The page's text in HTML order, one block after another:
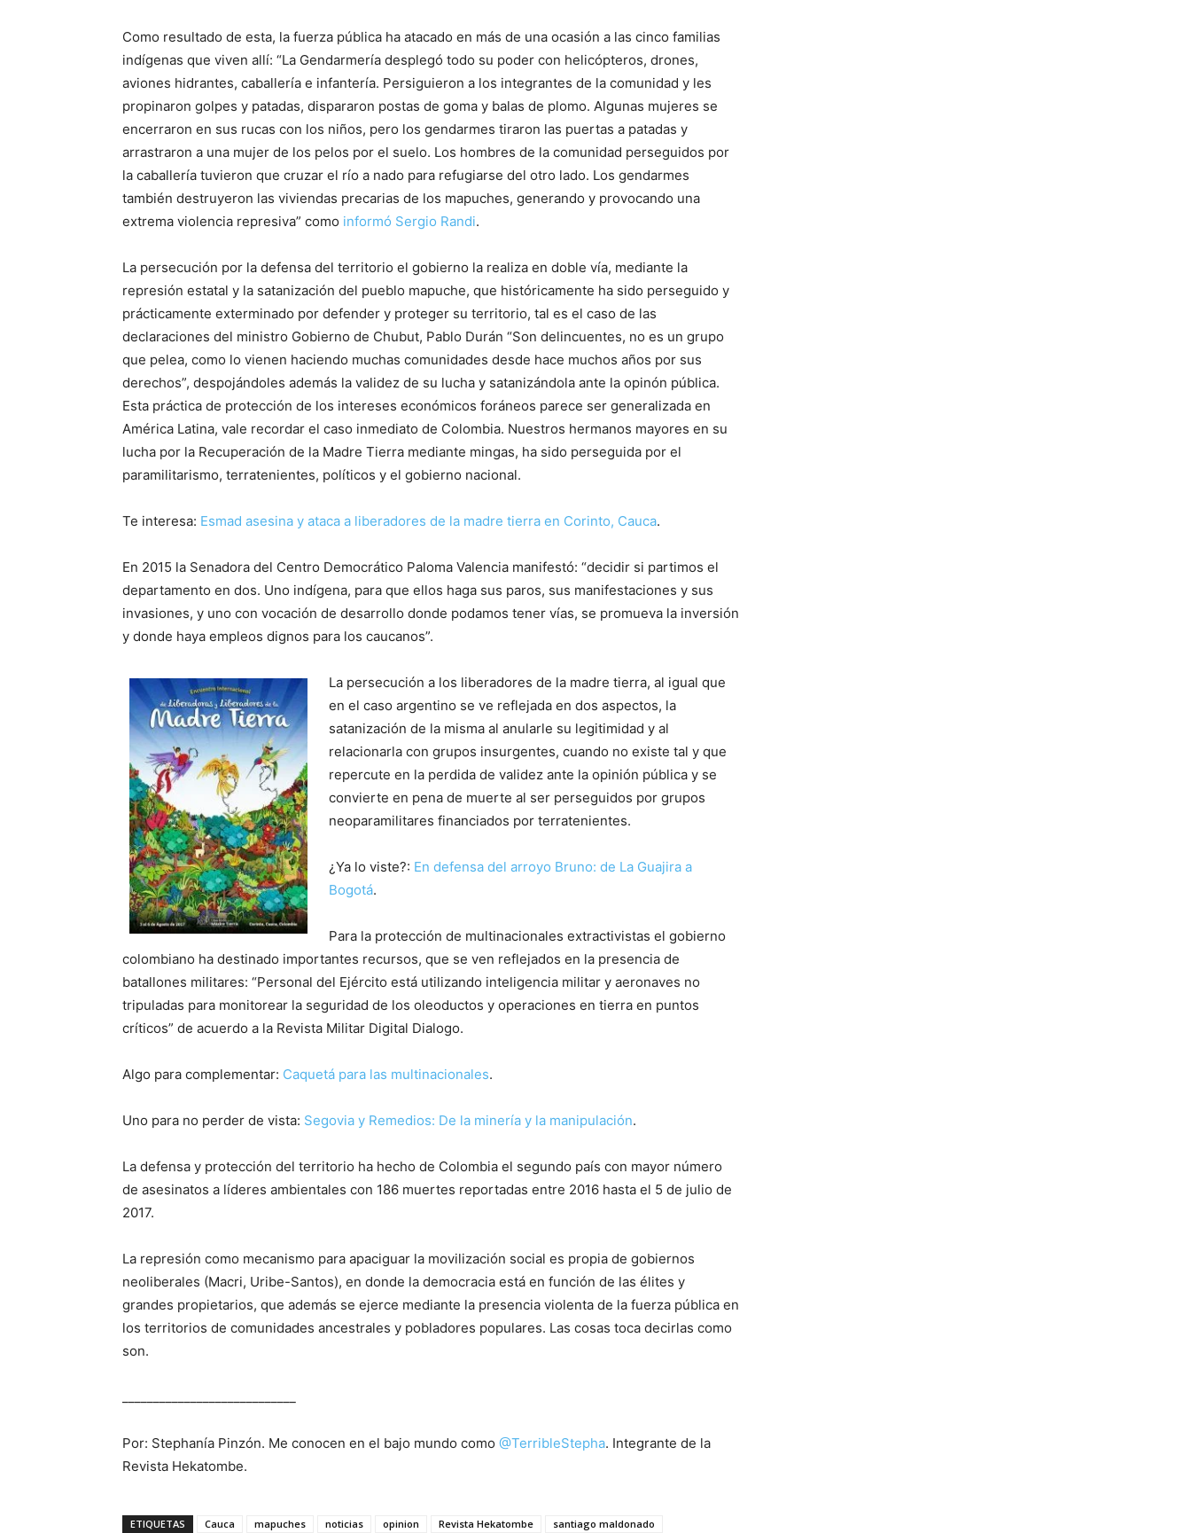
Como resultado de esta, la fuerza pública ha atacado en más de una ocasión a las cinco familias
indígenas que viven allí: “La Gendarmería desplegó todo su poder con helicópteros, drones,
aviones hidrantes, caballería e infantería. Persiguieron a los integrantes de la comunidad y les
propinaron golpes y patadas, dispararon postas de goma y balas de plomo. Algunas mujeres se
encerraron en sus rucas con los niños, pero los gendarmes tiraron las puertas a patadas y
arrastraron a una mujer de los pelos por el suelo. Los hombres de la comunidad perseguidos por
la caballería tuvieron que cruzar el río a nado para refugiarse del otro lado. Los gendarmes
también destruyeron las viviendas precarias de los mapuches, generando y provocando una
extrema violencia represiva” como informó Sergio Randi.
La persecución por la defensa del territorio el gobierno la realiza en doble vía, mediante la
represión estatal y la satanización del pueblo mapuche, que históricamente ha sido perseguido y
prácticamente exterminado por defender y proteger su territorio, tal es el caso de las
declaraciones del ministro Gobierno de Chubut, Pablo Durán “Son delincuentes, no es un grupo
que pelea, como lo vienen haciendo muchas comunidades desde hace muchos años por sus
derechos”, despojándoles además la validez de su lucha y satanizándola ante la opinón pública.
Esta práctica de protección de los intereses económicos foráneos parece ser generalizada en
América Latina, vale recordar el caso inmediato de Colombia. Nuestros hermanos mayores en su
lucha por la Recuperación de la Madre Tierra mediante mingas, ha sido perseguida por el
paramilitarismo, terratenientes, políticos y el gobierno nacional.
Te interesa: Esmad asesina y ataca a liberadores de la madre tierra en Corinto, Cauca.
En 2015 la Senadora del Centro Democrático Paloma Valencia manifestó: “decidir si partimos el
departamento en dos. Uno indígena, para que ellos haga sus paros, sus manifestaciones y sus
invasiones, y uno con vocación de desarrollo donde podamos tener vías, se promueva la inversión
y donde haya empleos dignos para los caucanos”.
La persecución a los liberadores de la madre tierra, al igual que
en el caso argentino se ve reflejada en dos aspectos, la
satanización de la misma al anularle su legitimidad y al
relacionarla con grupos insurgentes, cuando no existe tal y que
repercute en la perdida de validez ante la opinión pública y se
convierte en pena de muerte al ser perseguidos por grupos
neoparamilitares financiados por terratenientes.
¿Ya lo viste?: En defensa del arroyo Bruno: de La Guajira a
Bogotá.
Para la protección de multinacionales extractivistas el gobierno
colombiano ha destinado importantes recursos, que se ven reflejados en la presencia de
batallones militares: “Personal del Ejército está utilizando inteligencia militar y aeronaves no
tripuladas para monitorear la seguridad de los oleoductos y operaciones en tierra en puntos
críticos” de acuerdo a la Revista Militar Digital Dialogo.
Algo para complementar: Caquetá para las multinacionales.
Uno para no perder de vista: Segovia y Remedios: De la minería y la manipulación.
La defensa y protección del territorio ha hecho de Colombia el segundo país con mayor número
de asesinatos a líderes ambientales con 186 muertes reportadas entre 2016 hasta el 5 de julio de
2017.
La represión como mecanismo para apaciguar la movilización social es propia de gobiernos
neoliberales (Macri, Uribe-Santos), en donde la democracia está en función de las élites y
grandes propietarios, que además se ejerce mediante la presencia violenta de la fuerza pública en
los territorios de comunidades ancestrales y pobladores populares. Las cosas toca decirlas como
son.
Por: Stephanía Pinzón. Me conocen en el bajo mundo como @TerribleStepha. Integrante de la
Revista Hekatombe.
ETIQUETAS Cauca mapuches noticias opinion Revista Hekatombe santiago maldonado